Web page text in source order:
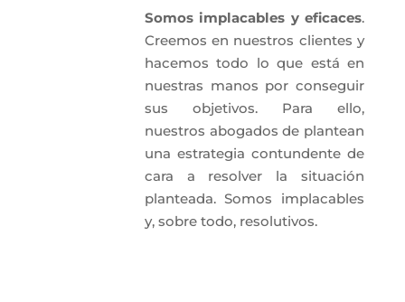
Somos implacables y eficaces.
Creemos en nuestros clientes y
hacemos todo lo que está en
nuestras manos por conseguir
sus objetivos. Para ello,
nuestros abogados de plantean
una estrategia contundente de
cara a resolver la situación
planteada. Somos implacables
y, sobre todo, resolutivos.